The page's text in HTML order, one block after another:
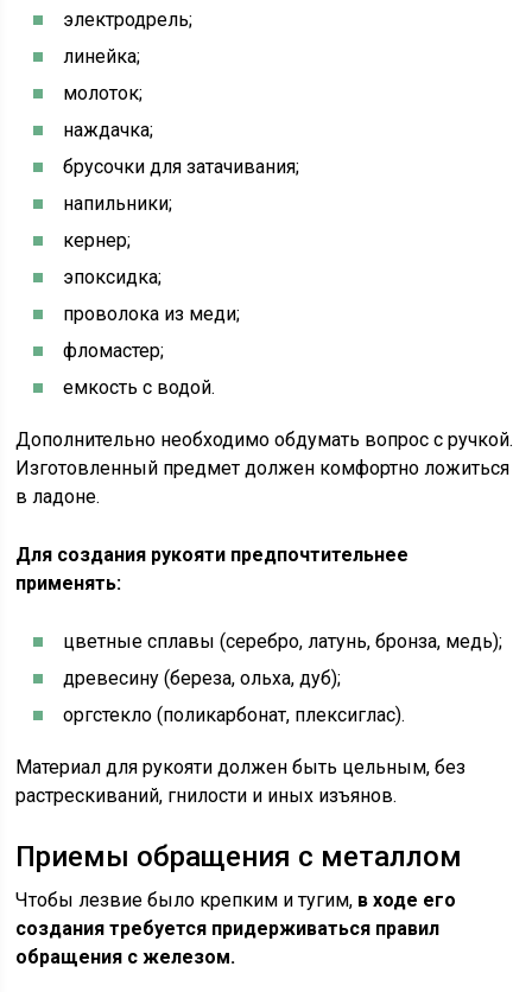
электродрель;
линейка;
молоток;
наждачка;
брусочки для затачивания;
напильники;
кернер;
эпоксидка;
проволока из меди;
фломастер;
емкость с водой.
Дополнительно необходимо обдумать вопрос с ручкой.
Изготовленный предмет должен комфортно ложиться
в ладоне.
Для создания рукояти предпочтительнее
применять:
цветные сплавы (серебро, латунь, бронза, медь);
древесину (береза, ольха, дуб);
оргстекло (поликарбонат, плексиглас).
Материал для рукояти должен быть цельным, без
растрескиваний, гнилости и иных изъянов.
Приемы обращения с металлом
Чтобы лезвие было крепким и тугим, в ходе его
создания требуется придерживаться правил
обращения с железом.